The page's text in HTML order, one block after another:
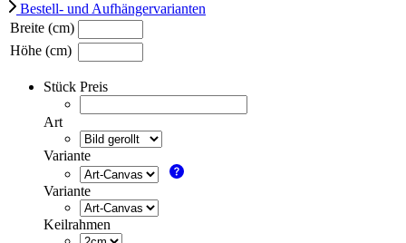
Bestell- und Aufhängervarianten
Breite (cm)
Höhe (cm)
Stück Preis
Art
Variante
Variante
Keilrahmen